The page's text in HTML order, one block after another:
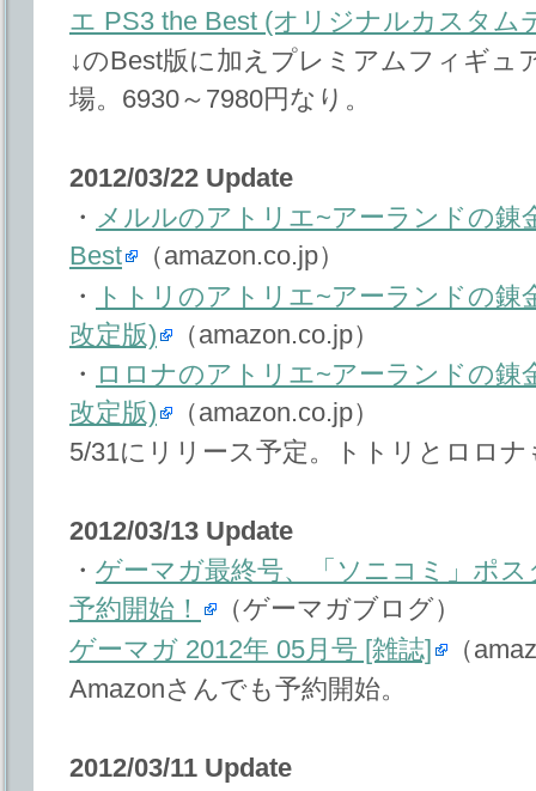
エ PS3 the Best (オリジナルカスタム
↓のBest版に加えプレミアムフィギュ
場。6930～7980円なり。
2012/03/22 Update
・ メルルのアトリエ~アーランドの錬
Best
（amazon.co.jp）
・
トトリのアトリエ~アーランドの錬
改定版)
（amazon.co.jp）
・ ロロナのアトリエ~アーランドの錬
改定版)
（amazon.co.jp）
5/31にリリース予定。トトリとロロナ
2012/03/13 Update
・ ゲーマガ最終号、「ソニコミ」ポ
予約開始！
（ゲーマガブログ）
ゲーマガ 2012年 05月号 [雑誌]
（
Amazonさんでも予約開始。
2012/03/11 Update